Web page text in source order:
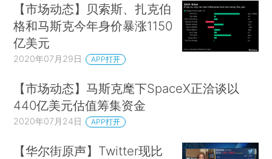
【市场动态】贝索斯、扎克伯
格和马斯克今年身价暴涨1150
亿美元
2020年07月29日 APP打开
【市场动态】马斯克麾下SpaceX正洽谈以
440亿美元估值筹集资金
2020年07月24日 APP打开
【华尔街原声】Twitter现比